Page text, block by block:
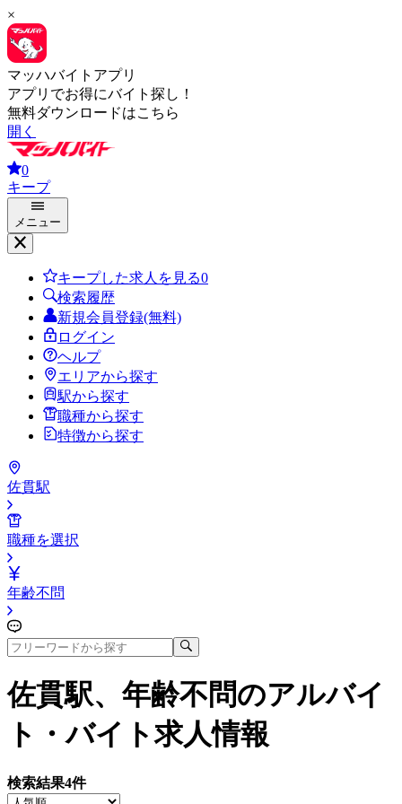
×
マッハバイトアプリ
アプリでお得にバイト探し！
無料ダウンロードはこちら
開く
0
キープ
メニュー
キープした求人を見る0
検索履歴
新規会員登録(無料)
ログイン
ヘルプ
エリアから探す
駅から探す
職種から探す
特徴から探す
佐貫駅
職種を選択
年齢不問
佐貫駅、年齢不問のアルバイ
ト・バイト求人情報
検索結果4件